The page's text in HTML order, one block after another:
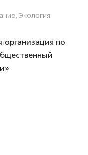
Экология
организация по